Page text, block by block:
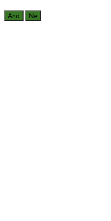
Ano Ne